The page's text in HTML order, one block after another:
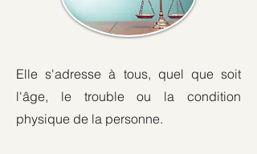
Elle s'adresse à tous, quel que soit
l'âge, le trouble ou la condition
physique de la personne.